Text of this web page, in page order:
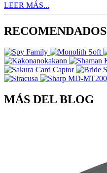
LEER MÁS...
RECOMENDADOS
MÁS DEL BLOG